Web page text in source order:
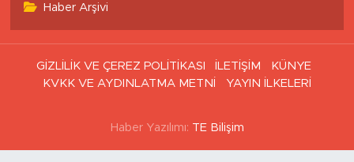
Haber Arşivi
GİZLİLİK VE ÇEREZ POLİTİKASI İLETİŞİM
KÜNYE
KVKK VE AYDINLATMA METNİ
YAYIN İLKELERİ
Haber Yazılımı: TE Bilişim